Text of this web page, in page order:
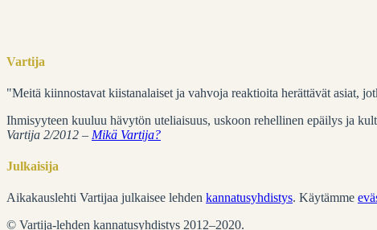
Vartija
"Meitä kiinnostavat kiistanalaiset ja vahvoja reaktioita herättävät asiat,
Ihmisyyteen kuuluu hävytön uteliaisuus, uskoon rehellinen epäilys ja
Vartija 2/2012 – Mikä Vartija?
Julkaisija
Aikakauslehti Vartijaa julkaisee lehden kannatusyhdistys. Käytämme
© Vartija-lehden kannatusyhdistys 2012–2020.